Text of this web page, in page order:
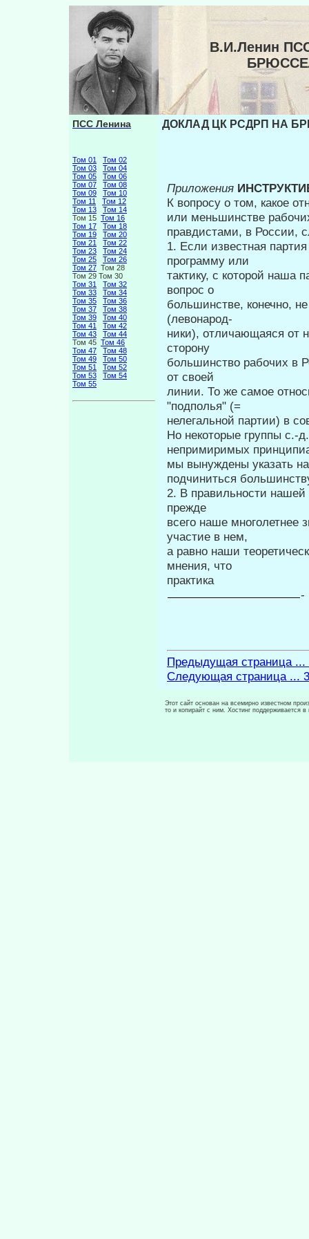
В.И.Ленин
ПСС Ленина
Том 01
Том 02
Том 03
Том 04
Том 05
Том 06
Том 07
Том 08
Том 09
Том 10
Том 11
Том 12
Том 13
Том 14
Том 15 Том 16
Том 17
Том 18
Том 19
Том 20
Том 21
Том 22
Том 23
Том 24
Том 25
Том 26
Том 27 Том 28
Том 29 Том 30
Том 31
Том 32
Том 33
Том 34
Том 35
Том 36
Том 37
Том 38
Том 39
Том 40
Том 41
Том 42
Том 43
Том 44
Том 45 Том 46
Том 47
Том 48
Том 49
Том 50
Том 51
Том 52
Том 53
Том 54
Том 55
ДОКЛАД ЦК РСДРП НА
Приложения
К вопросу о том, какое
или меньшинстве
правдистами, в России,
1. Если известная
программу или
тактику, с которой наша
вопрос о
большинстве, конечно,
(левонарод-
ники), отличающаяся от
сторону
большинство рабочих в
от своей
линии. То же самое
"подполья" (=
нелегальной партии) в
Но некоторые группы с.-
непри­миримых
мы вынужде­ны указать
подчиниться
2. В правильности нашей
прежде
всего наше многолетнее
участие в нем,
а равно наши
мнения, что
практика
-
Предыдущая страница ...
Следующая страница ...
Этот сайт основан на всемирно известном
то и копирайт с ним. Хостинг поддерживается